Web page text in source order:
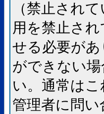
（禁止され
用を禁止さ
せる必要が
ができない
い。通常は
管理者に問